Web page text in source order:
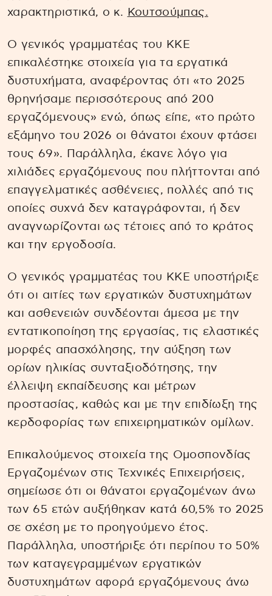
χαρακτηριστικά, ο κ. Κουτσούμπας.
Ο γενικός γραμματέας του ΚΚΕ
επικαλέστηκε στοιχεία για τα εργατικά
δυστυχήματα, αναφέροντας ότι «το 2025
θρηνήσαμε περισσότερους από 200
εργαζόμενους» ενώ, όπως είπε, «το πρώτο
εξάμηνο του 2026 οι θάνατοι έχουν φτάσει
τους 69». Παράλληλα, έκανε λόγο για
χιλιάδες εργαζόμενους που πλήττονται από
επαγγελματικές ασθένειες, πολλές από τις
οποίες συχνά δεν καταγράφονται, ή δεν
αναγνωρίζονται ως τέτοιες από το κράτος
και την εργοδοσία.
Ο γενικός γραμματέας του ΚΚΕ υποστήριξε
ότι οι αιτίες των εργατικών δυστυχημάτων
και ασθενειών συνδέονται άμεσα με την
εντατικοποίηση της εργασίας, τις ελαστικές
μορφές απασχόλησης, την αύξηση των
ορίων ηλικίας συνταξιοδότησης, την
έλλειψη εκπαίδευσης και μέτρων
προστασίας, καθώς και με την επιδίωξη της
κερδοφορίας των επιχειρηματικών ομίλων.
Επικαλούμενος στοιχεία της Ομοσπονδίας
Εργαζομένων στις Τεχνικές Επιχειρήσεις,
σημείωσε ότι οι θάνατοι εργαζομένων άνω
των 65 ετών αυξήθηκαν κατά 60,5% το 2025
σε σχέση με το προηγούμενο έτος.
Παράλληλα, υποστήριξε ότι περίπου το 50%
των καταγεγραμμένων εργατικών
δυστυχημάτων αφορά εργαζόμενους άνω